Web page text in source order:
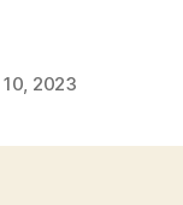
2023